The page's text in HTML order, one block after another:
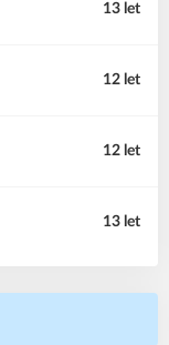
13 let
12 let
12 let
13 let